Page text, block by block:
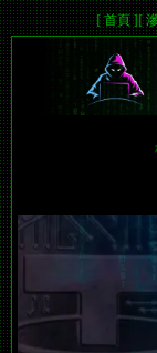
[ 首頁 ] [